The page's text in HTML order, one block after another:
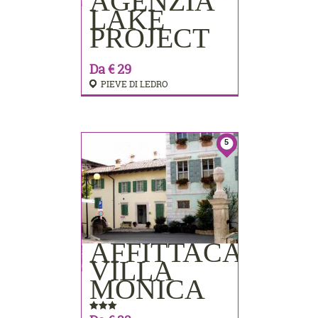
LAKE
PROJECT
Da € 29
PIEVE DI LEDRO
5
VILLA
MONICA
PRENOTA